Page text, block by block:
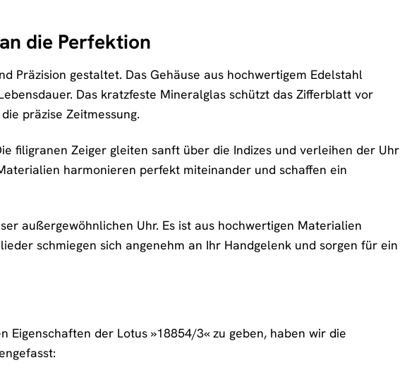
die Perfektion
Präzision gestaltet. Das Gehäuse aus hochwertigem Edelstahl
Das kratzfeste Mineralglas schützt das Zifferblatt vor
präzise Zeitmessung.
filigranen Zeiger gleiten sanft über die Indizes und verleihen der Uhr
harmonieren perfekt miteinander und schaffen ein
außergewöhnlichen Uhr. Es ist aus hochwertigen Materialien
schmiegen sich angenehm an Ihr Handgelenk und sorgen für ein
der Lotus »18854/3« zu geben, haben wir die